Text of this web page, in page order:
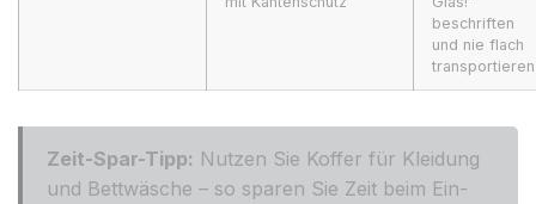
beschriften
und nie flach
transportieren
Zeit-Spar-Tipp: Nutzen Sie Koffer für Kleidung
und Bettwäsche – so sparen Sie Zeit beim Ein-